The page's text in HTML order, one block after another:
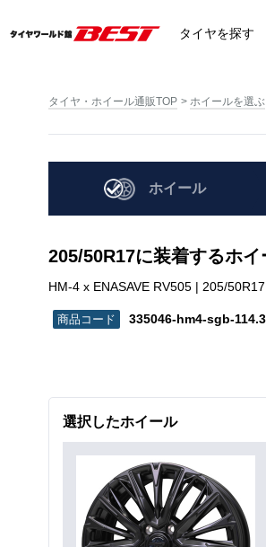
タイヤを探す
タイヤ・ホイール通販TOP ホイールを選ぶ
ホイール
205/50R17に装着するホ
HM-4 x ENASAVE RV505 | 205/
335046-hm4-sgb-
選択したホイール